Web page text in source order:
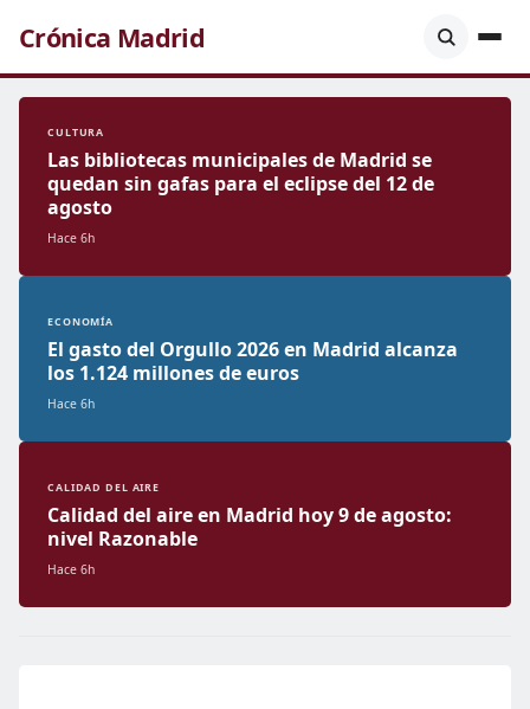
Crónica Madrid
CULTURA
Las bibliotecas municipales de Madrid se
quedan sin gafas para el eclipse del 12 de
agosto
Hace 6h
ECONOMÍA
El gasto del Orgullo 2026 en Madrid alcanza
los 1.124 millones de euros
Hace 6h
CALIDAD DEL AIRE
Calidad del aire en Madrid hoy 9 de agosto:
nivel Razonable
Hace 6h